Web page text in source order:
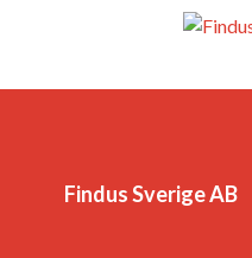
Foods Europe (NFE),
fabriker i Europa.
Findus Sverige AB